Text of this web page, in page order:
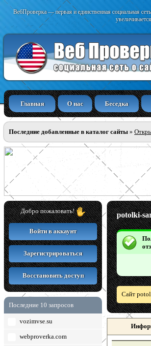
ВебПроверка — первая и единственная социальная
Главная О нас Беседка
Последние добавленные в каталог сайты »
Добро пожаловать!
Войти в аккаунт
Зарегистрироваться
Восстановить доступ
Последние 10 запросов
vozimvse.su
webproverka.com
potolki-
Сайт